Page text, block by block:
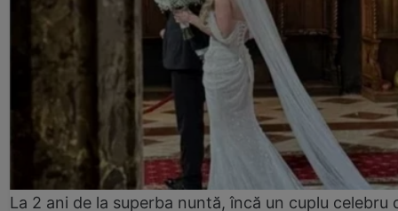
La 2 ani de la superba nuntă, încă un cuplu celebru